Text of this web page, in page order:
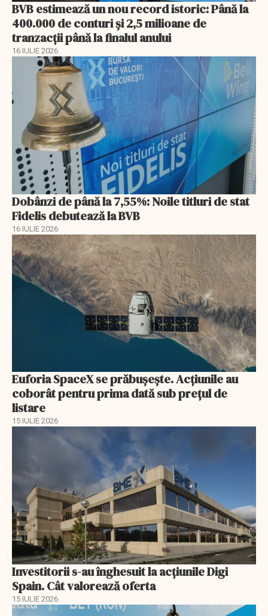
BVB estimează un nou record istoric: Până la
400.000 de conturi și 2,5 milioane de
tranzacții până la finalul anului
16 IULIE 2026
Dobânzi de până la 7,55%: Noile titluri de stat
Fidelis debutează la BVB
16 IULIE 2026
Euforia SpaceX se prăbușește. Acțiunile au
coborât pentru prima dată sub prețul de
listare
15 IULIE 2026
Investitorii s-au înghesuit la acțiunile Digi
Spain. Cât valorează oferta
15 IULIE 2026